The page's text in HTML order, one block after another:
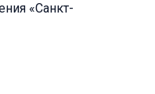
«Санкт-